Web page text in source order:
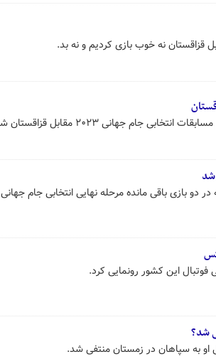
قزاقستان نه خوب بازی کردیم و نه بد.
جهانی ۲۰۲۳ مقابل قزاقستان شکست خورد.
باقی مانده مرحله نهایی انتخابی جام جهانی ۲۰۲۲ معرفی شد.
فوتبال این کشور رونمایی کرد.
شد؟
او به سپاهان در زمستان منتفی شد.